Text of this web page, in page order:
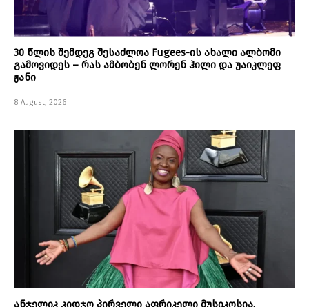
30 წლის შემდეგ შესაძლოა Fugees-ის ახალი ალბომი
გამოვიდეს – რას ამბობენ ლორენ ჰილი და უაიკლეფ
ჟანი
8 August, 2026
ანჯელიკ კიდჯო პირველი აფრიკელი მუსიკოსია,